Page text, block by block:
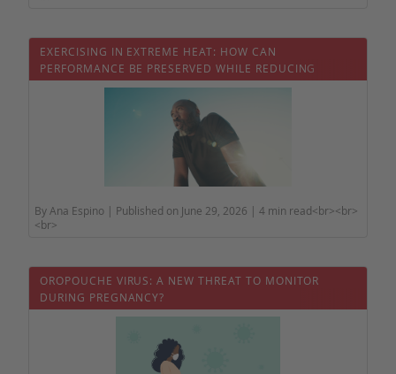
EXERCISING IN EXTREME HEAT: HOW CAN
PERFORMANCE BE PRESERVED WHILE REDUCING
HEALTH RISKS?
By Ana Espino | Published on June 29, 2026 | 4 min read<br><br>
<br>
OROPOUCHE VIRUS: A NEW THREAT TO MONITOR
DURING PREGNANCY?